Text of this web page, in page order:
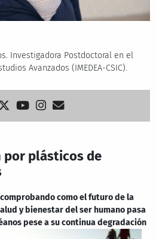
Investigadora Postdoctoral en el
Avanzados (IMEDEA-CSIC).
por plásticos de
como el futuro de la
y bienestar del ser humano pasa
pese a su continua degradación